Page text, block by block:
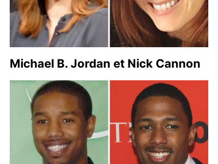
Michael B. Jordan et Nick Cannon